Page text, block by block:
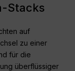
Stacks
auf
zu einer
für die
überflüssiger